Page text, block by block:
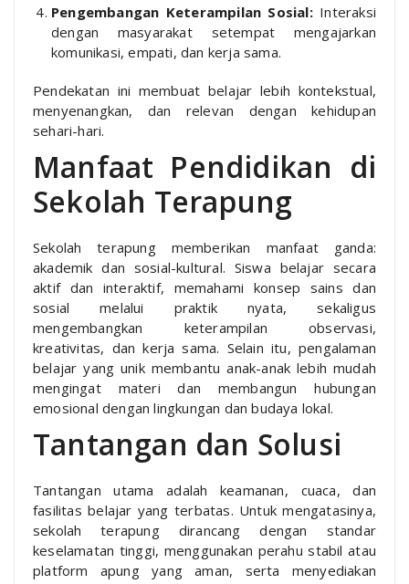
Pengembangan Keterampilan Sosial:Interaksi
dengan masyarakat setempat mengajarkan
komunikasi, empati, dan kerja sama.
Pendekatan ini membuat belajar lebih kontekstual,
menyenangkan, dan relevan dengan kehidupan
sehari-hari.
Manfaat Pendidikan di
Sekolah Terapung
Sekolah terapung memberikan manfaat ganda:
akademik dan sosial-kultural. Siswa belajar secara
aktif dan interaktif, memahami konsep sains dan
sosial melalui praktik nyata, sekaligus
mengembangkan keterampilan observasi,
kreativitas, dan kerja sama. Selain itu, pengalaman
belajar yang unik membantu anak-anak lebih mudah
mengingat materi dan membangun hubungan
emosional dengan lingkungan dan budaya lokal.
Tantangan dan Solusi
Tantangan utama adalah keamanan, cuaca, dan
fasilitas belajar yang terbatas. Untuk mengatasinya,
sekolah terapung dirancang dengan standar
keselamatan tinggi, menggunakan perahu stabil atau
platform apung yang aman, serta menyediakan